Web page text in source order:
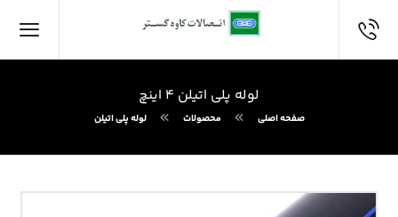
لوله پلی اتیلن ۴ اینچ
صفحه اصلی محصولات لوله پلی اتیلن